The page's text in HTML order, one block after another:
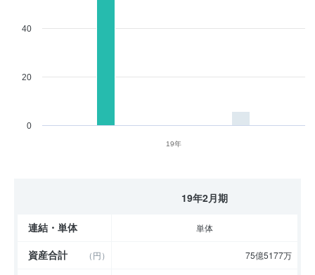
19年
0
20
40
19年2月期
連結・単体 単体
資産合計 （円） 75億5177万